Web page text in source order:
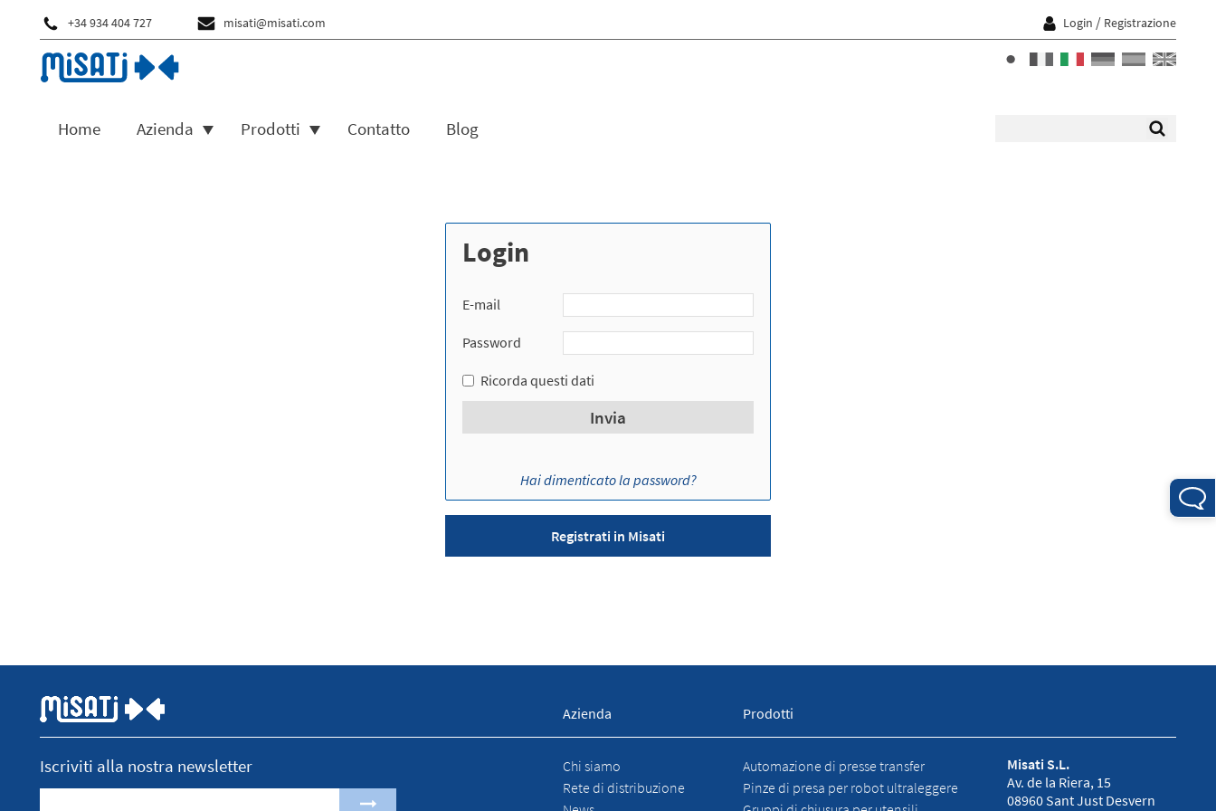
+34 934 404 727 misati@misati.com Login / Registrazione
Home Azienda Prodotti Contatto Blog
Login
E-mail
Password
Ricorda questi dati
Invia
Hai dimenticato la password?
Registrati in Misati
Azienda Prodotti
Iscriviti alla nostra newsletter
Chi siamo
Rete di distribuzione
Automazione di presse transfer
Pinze di presa per robot ultraleggere
Misati S.L.
Av. de la Riera, 15
08960 Sant Just Desvern